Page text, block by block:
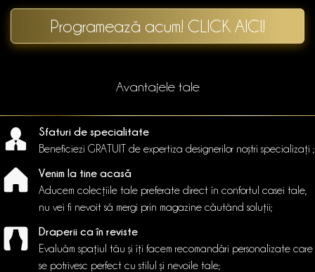
Programează acum! CLICK AICI!
Avantajele tale
Sfaturi de specialitate
Beneficiezi GRATUIT de expertiza designerilor noștri specializați ;
Venim la tine acasă
Aducem colecțiile tale preferate direct în confortul casei tale,
nu vei fi nevoit să mergi prin magazine căutând soluții;
Draperii ca în reviste
Evaluăm spațiul tău și îți facem recomandări personalizate care
se potrivesc perfect cu stilul și nevoile tale;